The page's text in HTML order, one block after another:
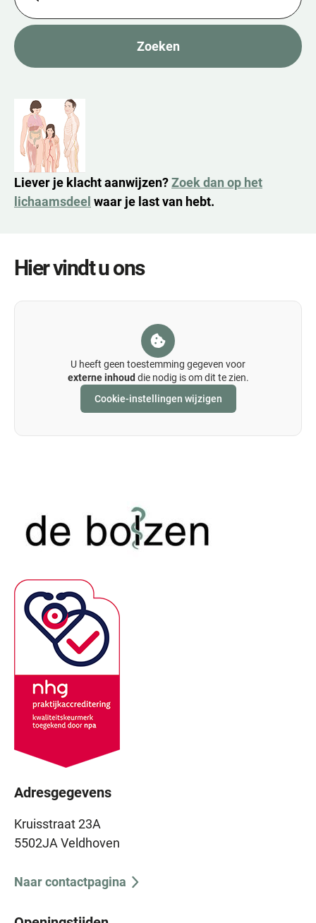
Zoeken
Liever je klacht aanwijzen?Zoek dan op het
lichaamsdeel waar je last van hebt.
Hier vindt u ons
U heeft geen toestemming gegeven voor
externe inhoud die nodig is om dit te zien.
Cookie-instellingen wijzigen
Adresgegevens
Kruisstraat 23A
5502JA Veldhoven
Naar contactpagina